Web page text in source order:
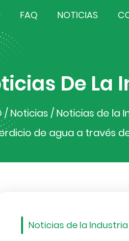
FAQ NOTICIAS
De La
/Noticias / Noticias de la
de agua a través
Noticias de la Industria